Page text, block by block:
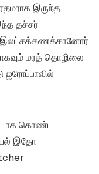
இருந்த
தச்சர்
இலட்சக்கணக்கானோர்
மரத் தொழிலை
கொண்ட
இதோ